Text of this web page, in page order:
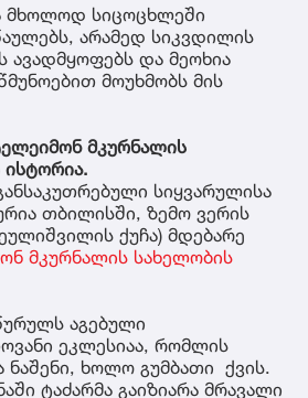
მხოლოდ სიცოცხლეში
არამედ სიკვდილის
ავადმყოფებს და მეოხია
მოუხმობს მის
მკურნალის
ისტორია.
სიყვარულისა
თბილისში, ზემო ვერის
ქუჩა) მდებარე
მკურნალის სახელობის
აგებული
ეკლესიაა, რომლის
ნაშენი, ხოლო გუმბათი ქვის.
ტაძარმა გაიზიარა მრავალი